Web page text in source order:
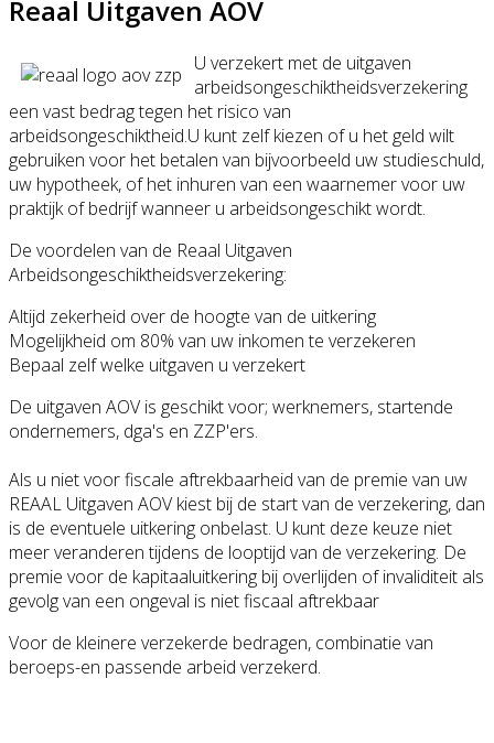
Reaal Uitgaven AOV
U verzekert met de uitgaven
arbeidsongeschiktheidsverzekering
een vast bedrag tegen het risico van
arbeidsongeschiktheid.U kunt zelf kiezen of u het geld wilt
gebruiken voor het betalen van bijvoorbeeld uw studieschuld,
uw hypotheek, of het inhuren van een waarnemer voor uw
praktijk of bedrijf wanneer u arbeidsongeschikt wordt.
De voordelen van de Reaal Uitgaven
Arbeidsongeschiktheidsverzekering:
Altijd zekerheid over de hoogte van de uitkering
Mogelijkheid om 80% van uw inkomen te verzekeren
Bepaal zelf welke uitgaven u verzekert
De uitgaven AOV is geschikt voor; werknemers, startende
ondernemers, dga's en ZZP'ers.
Als u niet voor fiscale aftrekbaarheid van de premie van uw
REAAL Uitgaven AOV kiest bij de start van de verzekering, dan
is de eventuele uitkering onbelast. U kunt deze keuze niet
meer veranderen tijdens de looptijd van de verzekering. De
premie voor de kapitaaluitkering bij overlijden of invaliditeit als
gevolg van een ongeval is niet fiscaal aftrekbaar
Voor de kleinere verzekerde bedragen, combinatie van
beroeps-en passende arbeid verzekerd.